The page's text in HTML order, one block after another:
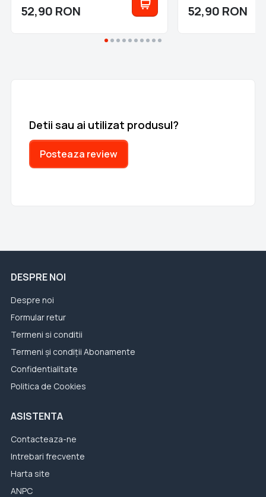
52,90 RON 52,90 RON
Detii sau ai utilizat produsul?
Posteaza review
DESPRE NOI
Despre noi
Formular retur
Termeni si conditii
Termeni și condiții Abonamente
Confidentialitate
Politica de Cookies
ASISTENTA
Contacteaza-ne
Intrebari frecvente
Harta site
ANPC